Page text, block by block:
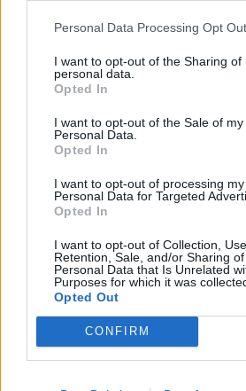
Personal Data Processing Opt
I want to opt-out of the Sharing of
personal data.
Opted In
I want to opt-out of the Sale of my
Personal Data.
Opted In
I want to opt-out of processing my
Personal Data for Targeted
Opted In
I want to opt-out of Collection, Use,
Retention, Sale, and/or Sharing
Personal Data that Is Unrelated
Purposes for which it was
Opted Out
CONFIRM
ženklus, skirtus Lietuvos
rezistencijai, viename jų –
Romas Kalanta
Iš tremties K. Vasiliauskas
m., tačiau be teisės gyventi
Apsistojęs Latvijoje dirbo
elektriku, buhalteriu. Tik